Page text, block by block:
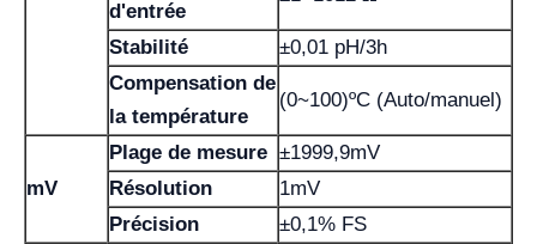
d'entrée
Stabilité
±0,01 pH/3h
Compensation de
la température
(0~100)ºC (Auto/manuel)
mV
Plage de mesure ±1999,9mV
Résolution
1mV
Précision
±0,1% FS